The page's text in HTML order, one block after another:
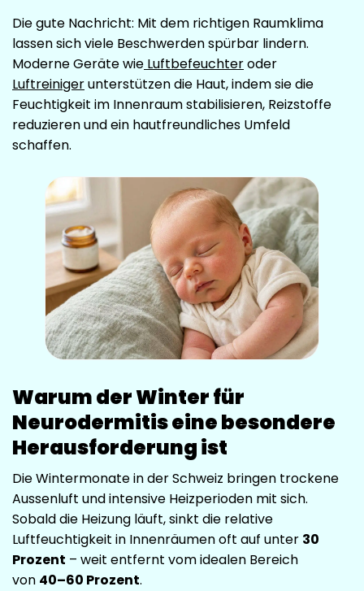
Die gute Nachricht: Mit dem richtigen Raumklima
lassen sich viele Beschwerden spürbar lindern.
Moderne Geräte wie Luftbefeuchteroder
Luftreinigerunterstützen die Haut, indem sie die
Feuchtigkeit im Innenraum stabilisieren, Reizstoffe
reduzieren und ein hautfreundliches Umfeld
schaffen.
Warum der Winter für
Neurodermitis eine besondere
Herausforderung ist
Die Wintermonate in der Schweiz bringen trockene
Aussenluft und intensive Heizperioden mit sich.
Sobald die Heizung läuft, sinkt die relative
Luftfeuchtigkeit in Innenräumen oft auf unter 30
Prozent – weit entfernt vom idealen Bereich
von 40–60 Prozent.